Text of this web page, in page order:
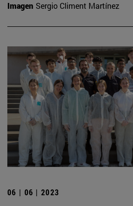
Imagen Sergio Climent Martínez
06 | 06 | 2023